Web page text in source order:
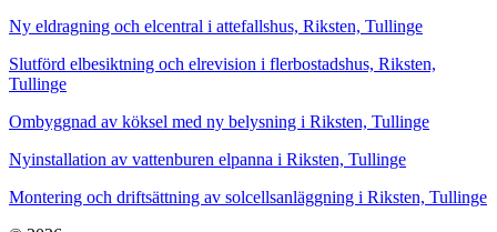
Ny eldragning och elcentral i attefallshus, Riksten, Tullinge
Slutförd elbesiktning och elrevision i flerbostadshus, Riksten,
Tullinge
Ombyggnad av köksel med ny belysning i Riksten, Tullinge
Nyinstallation av vattenburen elpanna i Riksten, Tullinge
Montering och driftsättning av solcellsanläggning i Riksten, Tullinge